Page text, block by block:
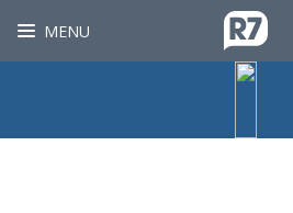
MENU